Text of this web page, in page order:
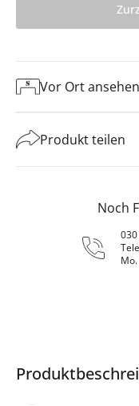
Vor Ort
Produkt teilen
Noch